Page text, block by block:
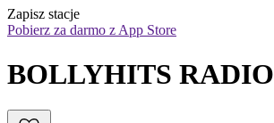
Zapisz stacje
Pobierz za darmo z App Store
BOLLYHITS RADIO